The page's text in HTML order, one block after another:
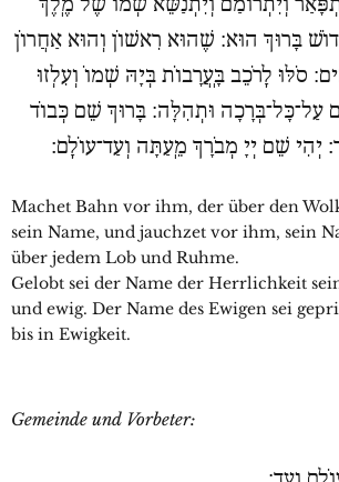
בָּרוּךְ הוּא: שֶׁהוּא רִאשׁוֹן וְהוּא אַחֲרוֹן
סֹלּוּ לָֽרֹכֵב בָּֽעֲרָבוֹת בְּיָהּ שְׁמוֹ וְעִלְזוּ
עַל־כָּל־בְּרָכָה וּתְהִלָּה: בָּרוּךְ שֵׁם כְּבוֺד
יְהִי שֵׁם יְיָ מְבֹרָךְ מֵֽעַתָּה וְעַד־עוֹלָֽם׃
Machet Bahn vor ihm, der über den
sein Name, und jauchzet vor ihm, sein
über jedem Lob und Ruhme.
Gelobt sei der Name der Herrlichkeit
und ewig. Der Name des Ewigen sei
bis in Ewigkeit.
Gemeinde und Vorbeter: